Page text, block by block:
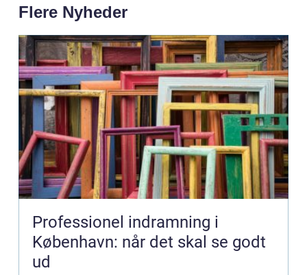
Flere Nyheder
Professionel indramning i
København: når det skal se godt
ud